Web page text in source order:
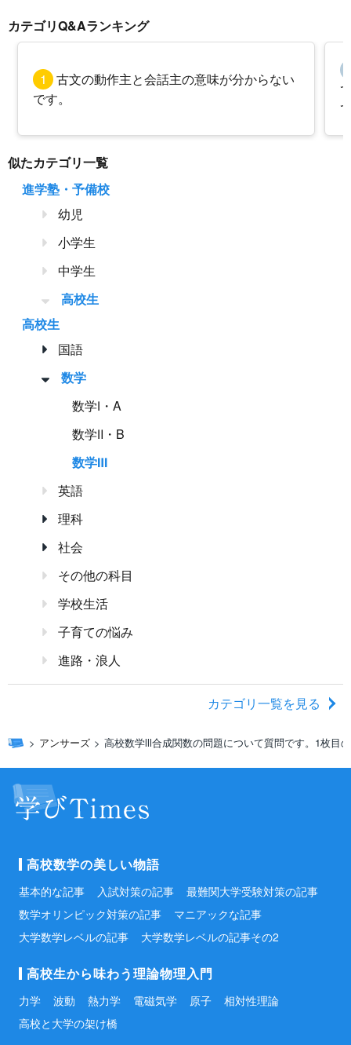
カテゴリQ&Aランキング
1
古文の動作主と会話主の意味が分からない
です。
似たカテゴリ一覧
進学塾・予備校
幼児
小学生
中学生
高校生
高校生
国語
数学
数学Ⅰ・A
数学Ⅱ・B
数学Ⅲ
英語
理科
社会
その他の科目
学校生活
子育ての悩み
進路・浪人
カテゴリ一覧を見る
アンサーズ 高校数学lll合成関数の問題について質問です。1枚目
高校数学の美しい物語
基本的な記事 入試対策の記事
最難関大学受験対策の記事
数学オリンピック対策の記事
マニアックな記事
大学数学レベルの記事
大学数学レベルの記事その2
高校生から味わう理論物理入門
力学 波動 熱力学 電磁気学 原子
相対性理論
高校と大学の架け橋